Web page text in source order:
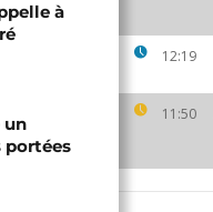
12:19
11:50
à
un
portées